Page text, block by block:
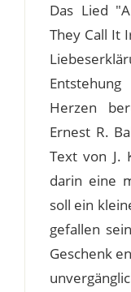
Das Lied
They Call It
Herzen
Ernest R.
Text von J.
darin eine
soll ein
gefallen
Geschenk